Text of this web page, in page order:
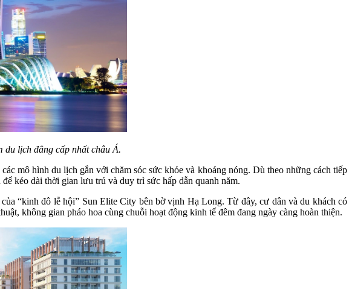
du lịch đẳng cấp nhất châu Á.
mô hình du lịch gắn với chăm sóc sức khỏe và khoáng nóng. Dù theo những cách tiếp
kéo dài thời gian lưu trú và duy trì sức hấp dẫn quanh năm.
“kinh đô lễ hội” Sun Elite City bên bờ vịnh Hạ Long. Từ đây, cư dân và du khách có
không gian pháo hoa cùng chuỗi hoạt động kinh tế đêm đang ngày càng hoàn thiện.